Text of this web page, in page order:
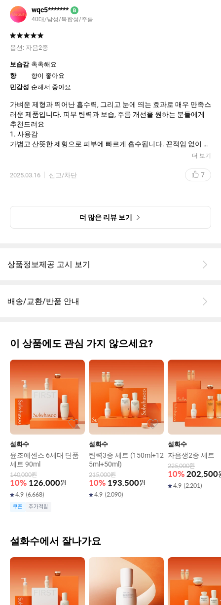
wqc5******* B
40대/남성/복합성/주름
옵션: 자음2종
보습감 촉촉해요
향
향이 좋아요
민감성 순해서 좋아요
가벼운 제형과 뛰어난 흡수력, 그리고 눈에 띄는 효과로 매우 만족스
러운 제품입니다. 피부 탄력과 보습, 주름 개선을 원하는 분들에게
추천드려요
1. 사용감
가볍고 산뜻한 제형으로 피부에 빠르게 흡수됩니다. 끈적임 없이 피
부에 촉촉함을 남기며, 건조함을 빠르게 해소해줍니다. 특히 메이크
되는 성분이 함유되어 있어, 나이 들어 보이는 피부 고민을 덜어주는
효과를 느꼈습니다. 수분감이 오래 지속되어 건조한 피부에도 적합
향은 은은하고 자연스러워, 향에 민감한 분들도 부담 없이 사용할 수
4. 가격
5. 총평
가벼운 제형과 뛰어난 흡수력, 그리고 눈에 띄는 효과로 매우 만족스
러운 제품입니다. 피부 탄력과 보습, 주름 개선을 원하는 분들에게
추천드리며, 특히 민감성 피부에도 무리 없이 사용할 수 있어 좋습니
더 보기
2025.03.16 신고/차단 7
더 많은 리뷰 보기
상품정보제공 고시 보기
배송/교환/반품 안내
이 상품에도 관심 가지 않으세요?
설화수
윤조에센스 6세대 단품
세트 90ml
140,000원
10% 126,000원
4.9 (6,668)
쿠폰 추가적립
설화수
탄력3종 세트 (150ml+12
5ml+50ml)
215,000원
10% 193,500원
4.9 (2,090)
설화수
자음생2종 세트
225,000원
10% 202,500
4.9 (2,201)
설화수에서 잘나가요